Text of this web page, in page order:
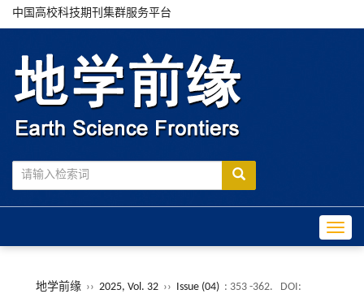
中国高校科技期刊集群服务平台
地学前缘 ›› 2025, Vol. 32 ›› Issue (04) : 353 -362.
DOI: